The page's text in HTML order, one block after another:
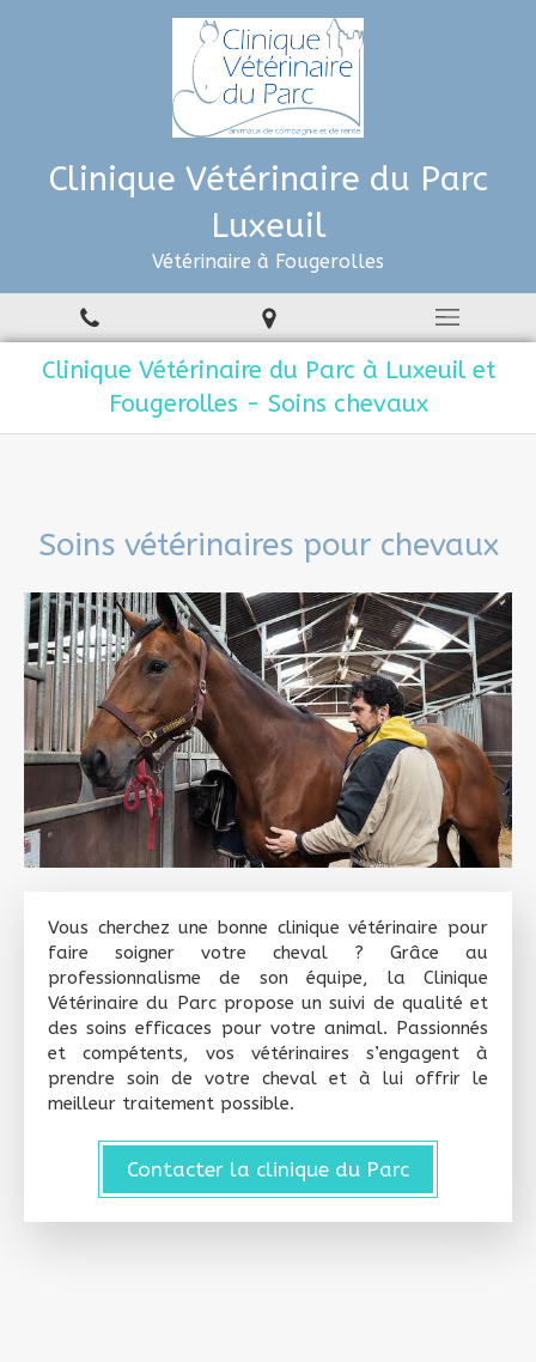
Clinique Vétérinaire du Parc
Luxeuil
Vétérinaire à Fougerolles
Clinique Vétérinaire du Parc à Luxeuil et
Fougerolles - Soins chevaux
Soins vétérinaires pour chevaux
Vous cherchez une bonne clinique vétérinaire pour
faire soigner votre cheval ? Grâce au
professionnalisme de son équipe, la Clinique
Vétérinaire du Parc propose un suivi de qualité et
des soins efficaces pour votre animal. Passionnés
et compétents, vos vétérinaires s’engagent à
prendre soin de votre cheval et à lui offrir le
meilleur traitement possible.
Contacter la clinique du Parc